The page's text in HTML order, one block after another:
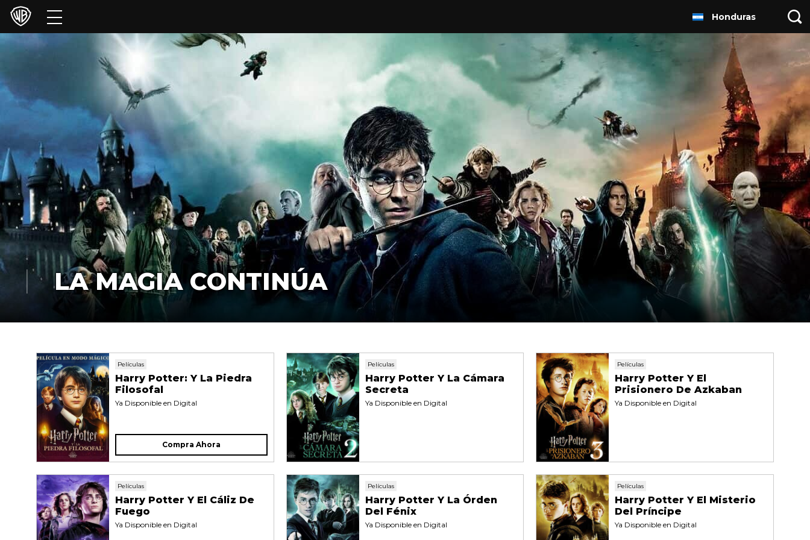
Películas
Juegos y Aplicaciones
Franquicias
Colecciones
Noticias
Experiencias
HBO Max
Honduras
LA MAGIA CONTINÚA
Películas
Harry Potter: Y La Piedra
Filosofal
Ya Disponible en Digital
Compra Ahora
Películas
Harry Potter Y La Cámara
Secreta
Ya Disponible en Digital
Películas
Harry Potter Y El
Prisionero De Azkaban
Ya Disponible en Digital
Películas
Harry Potter Y El Cáliz De
Fuego
Ya Disponible en Digital
Películas
Harry Potter Y La Órden
Del Fénix
Ya Disponible en Digital
Películas
Harry Potter Y El Misterio
Del Príncipe
Ya Disponible en Digital